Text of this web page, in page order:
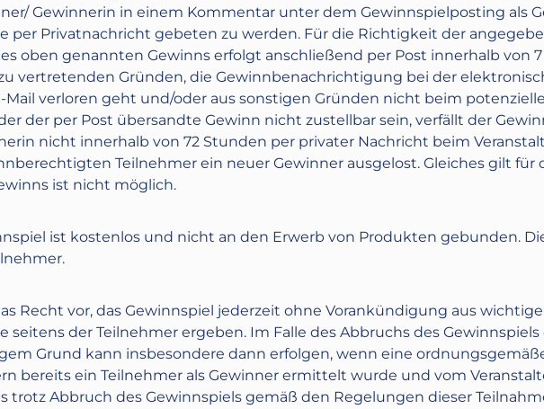
Gewinnerin in einem Kommentar unter dem Gewinnspielposting als
per Privatnachricht gebeten zu werden. Für die Richtigkeit der
oben genannten Gewinns erfolgt anschließend per Post innerhalb von
vertretenden Gründen, die Gewinnbenachrichtigung bei der
Mail verloren geht und/oder aus sonstigen Gründen nicht beim
der per Post übersandte Gewinn nicht zustellbar sein, verfällt der
nicht innerhalb von 72 Stunden per privater Nachricht beim
Teilnehmer ein neuer Gewinner ausgelost. Gleiches gilt für
ist nicht möglich.
ist kostenlos und nicht an den Erwerb von Produkten gebunden.
Recht vor, das Gewinnspiel jederzeit ohne Vorankündigung aus
seitens der Teilnehmer ergeben. Im Falle des Abbruchs des
Grund kann insbesondere dann erfolgen, wenn eine
bereits ein Teilnehmer als Gewinner ermittelt wurde und vom
trotz Abbruch des Gewinnspiels gemäß den Regelungen dieser